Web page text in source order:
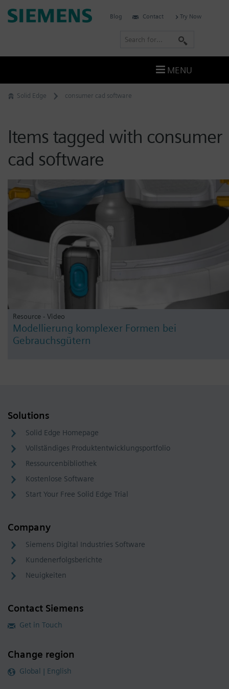
Skip
to
Solid Edge consumer cad software
Items tagged with consumer
cad software
Resource - Video
Modellierung komplexer Formen bei
Gebrauchsgütern
Solutions
Solid Edge Homepage
Vollständiges Produktentwicklungsportfolio
Ressourcenbibliothek
Kostenlose Software
Start Your Free Solid Edge Trial
Company
Siemens Digital Industries Software
Kundenerfolgsberichte
Neuigkeiten
Contact Siemens
Get in Touch
Change region
Global | English
Siemens
Blog Contact Try Now
r
c
MENU